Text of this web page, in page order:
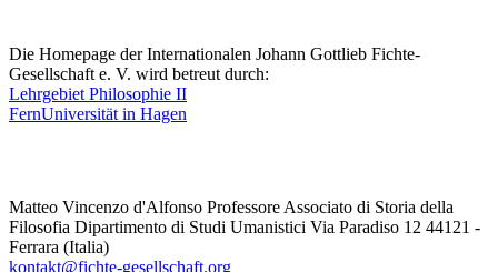
Die Homepage der Internationalen Johann Gottlieb Fichte-
Gesellschaft e. V. wird betreut durch:
Lehrgebiet Philosophie II
FernUniversität in Hagen
Matteo Vincenzo d'Alfonso Professore Associato di Storia della
Filosofia Dipartimento di Studi Umanistici Via Paradiso 12 44121 -
Ferrara (Italia)
kontakt@fichte-gesellschaft.org